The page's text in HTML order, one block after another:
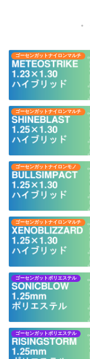
ゴーセンガットナイロンマルチ
ゴーセンガットナイロンマルチ
ゴーセンガットナイロンモノ
ゴーセンガットナイロンマルチ
ゴーセンガットポリエステル
ゴーセンガットポリエステル